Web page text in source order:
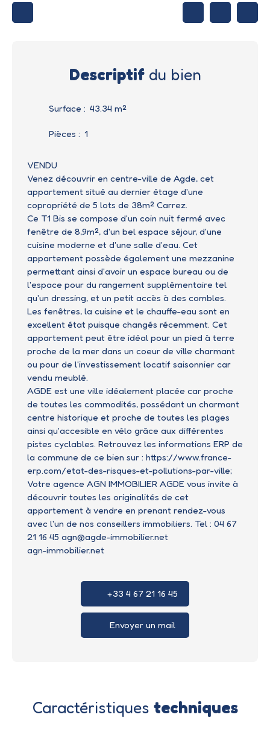
Descriptifdu bien
Surface : 43.34 m²
Pièces : 1
VENDU
Venez découvrir en centre-ville de Agde, cet
appartement situé au dernier étage d'une
copropriété de 5 lots de 38m² Carrez.
Ce T1 Bis se compose d'un coin nuit fermé avec
fenêtre de 8,9m², d'un bel espace séjour, d'une
cuisine moderne et d'une salle d'eau. Cet
appartement possède également une mezzanine
permettant ainsi d'avoir un espace bureau ou de
l'espace pour du rangement supplémentaire tel
qu'un dressing, et un petit accès à des combles.
Les fenêtres, la cuisine et le chauffe-eau sont en
excellent état puisque changés récemment. Cet
appartement peut être idéal pour un pied à terre
proche de la mer dans un coeur de ville charmant
ou pour de l'investissement locatif saisonnier car
vendu meublé.
AGDE est une ville idéalement placée car proche
de toutes les commodités, possédant un charmant
centre historique et proche de toutes les plages
ainsi qu'accesible en vélo grâce aux différentes
pistes cyclables. Retrouvez les informations ERP de
la commune de ce bien sur : https://www.france-
erp.com/etat-des-risques-et-pollutions-par-ville;
Votre agence AGN IMMOBILIER AGDE vous invite à
découvrir toutes les originalités de cet
appartement à vendre en prenant rendez-vous
avec l'un de nos conseillers immobiliers. Tel : 04 67
21 16 45 agn@agde-immobilier.net
agn-immobilier.net
+33 4 67 21 16 45
Envoyer un mail
Caractéristiques techniques